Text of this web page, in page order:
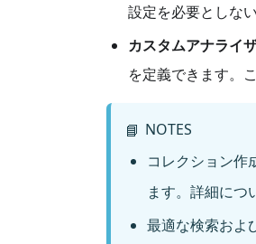
設定を必要としな
カスタムアナライ
を定義できます。
📘 NOTES
コレクション作
ます。詳細につ
最適な検索およ